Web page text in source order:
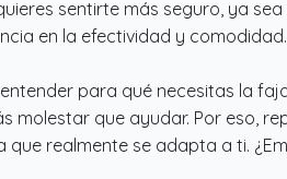
sentirte más seguro, ya
en la efectividad y comodidad.
para qué necesitas la
molestar que ayudar. Por eso,
que realmente se adapta a ti.